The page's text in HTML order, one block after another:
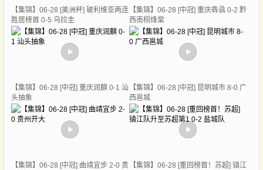
【集锦】06-28 [美洲杯] 玻利维亚两连
胜居榜首 0-5 乌拉圭
【集锦】06-28 [中冠] 重庆犇骉 0-2 黔
西南栩烽棠
【集锦】06-28 [中冠] 重庆润麒 0-1 汕
头抽象
【集锦】06-28 [中冠] 昆明城市 8-0 广
西邕城
【集锦】06-28 [中冠] 曲靖宜步 2-0 贵 【集锦】06-28 [重回榜首！苏超] 镇江